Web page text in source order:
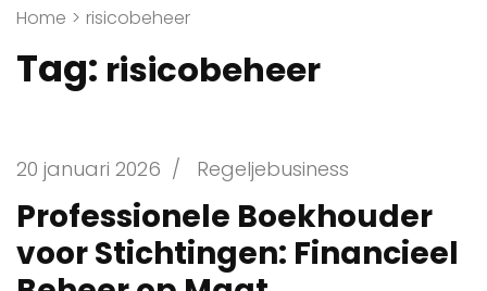
Home > risicobeheer
Tag: risicobeheer
20 januari 2026 / Regeljebusiness
Professionele Boekhouder
voor Stichtingen: Financieel